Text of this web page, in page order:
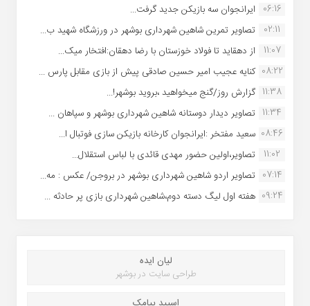
06:16 ایرانجوان سه بازیکن جدید گرفت...
02:11
تصاویر تمرین شاهین شهردارى بوشهر در ورزشگاه شهید ب...
11:07
از دهقاید تا فولاد خوزستان با رضا دهقان:افتخار میک...
08:22 کنایه عجیب امیر حسین صادقی پیش از بازی مقابل پارس ...
11:38 گزارش روز/گنج میخواهید ،بروید بوشهر!...
11:34 تصاویر دیدار دوستانه شاهین شهردارى بوشهر و سپاهان ...
08:46 سعید مفتخر :ایرانجوان کارخانه بازیکن سازی فوتبال ا...
11:02
تصاویر،اولین حضور مهدی قائدی با لباس استقلال...
07:14 تصاویر اردو شاهین شهرداری بوشهر در بروجن/ عکس : مه...
09:24 هفته اول لیگ دسته دوم،شاهین شهرداری بازی پر حادثه ...
لیان ایده
طراحی سایت در بوشهر